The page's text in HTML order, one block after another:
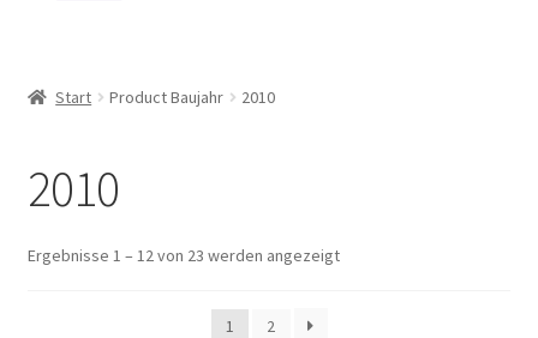
Mein Konto
Start Product Baujahr 2010
2010
Ergebnisse 1 – 12 von 23 werden angezeigt
1 2